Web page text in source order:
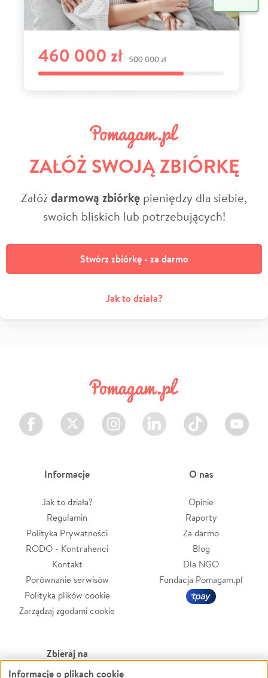
ZAŁÓŻ SWOJĄ ZBIÓRKĘ
Załóżdarmową zbiórkę pieniędzy dla siebie,
swoich bliskich lub potrzebujących!
Stwórz zbiórkę - za darmo
Jak to działa?
Facebook Twitter Instagram LinkedIn TikTok Youtube
Informacje
Jak to działa?
Regulamin
Polityka Prywatności
RODO - Kontrahenci
Kontakt
Porównanie serwisów
Polityka plików cookie
Zarządzaj zgodami cookie
O nas
Opinie
Raporty
Za darmo
Blog
Dla NGO
Fundacja Pomagam.pl
Zbieraj na
Informacje o plikach cookie